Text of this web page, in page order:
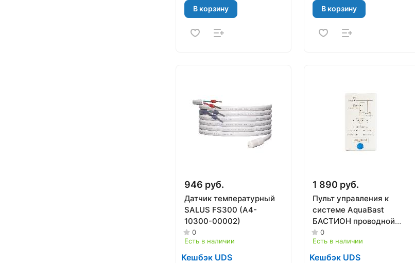
В корзину В корзину
946 руб.
Датчик температурный
SALUS FS300 (А4-
10300-00002)
0
Есть в наличии
Кешбэк UDS
1 890 руб.
Пульт управления к
системе AquaBast
БАСТИОН проводной
(162)
0
Есть в наличии
Кешбэк UDS